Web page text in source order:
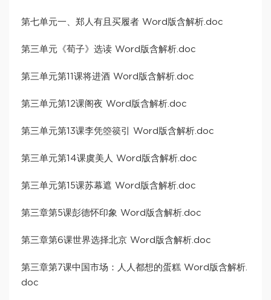
第七单元一、郑人有且买履者 Word版含解析.doc
第三单元《荀子》选读 Word版含解析.doc
第三单元第11课将进酒 Word版含解析.doc
第三单元第12课阁夜 Word版含解析.doc
第三单元第13课李凭箜篌引 Word版含解析.doc
第三单元第14课虞美人 Word版含解析.doc
第三单元第15课苏幕遮 Word版含解析.doc
第三章第5课彭德怀印象 Word版含解析.doc
第三章第6课世界选择北京 Word版含解析.doc
第三章第7课中国市场：人人都想的蛋糕 Word版含解析.
doc